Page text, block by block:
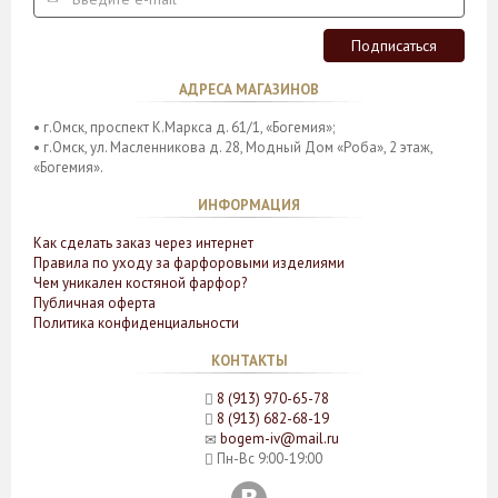
https://bogemiya-omsk.ru
АДРЕСА МАГАЗИНОВ
• г.Омск, проспект К.Маркса д. 61/1, «Богемия»;
• г.Омск, ул. Масленникова д. 28, Модный Дом «Роба», 2 этаж,
«Богемия».
ИНФОРМАЦИЯ
Как сделать заказ через интернет
Правила по уходу за фарфоровыми изделиями
Чем уникален костяной фарфор?
Публичная оферта
Политика конфиденциальности
КОНТАКТЫ
8 (913) 970-65-78
8 (913) 682-68-19
bogem-iv@mail.ru
Пн-Вс 9:00-19:00